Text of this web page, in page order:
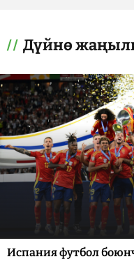
Дүйнө
Испания футбол